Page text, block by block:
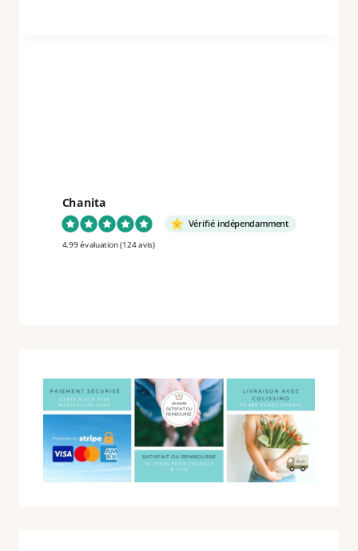
Chanita
Vérifié indépendamment
4.99 évaluation(124 avis)